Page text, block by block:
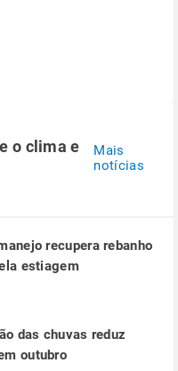
o clima e
Mais
notícias
recupera rebanho
estiagem
das chuvas reduz
outubro